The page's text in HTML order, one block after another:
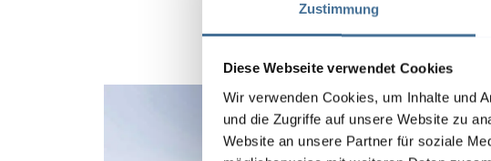
Zustimmung
Diese Webseite verwendet Cookies
Wir verwenden Cookies, um Inhalte und
und die Zugriffe auf unsere Website zu
Website an unsere Partner für soziale